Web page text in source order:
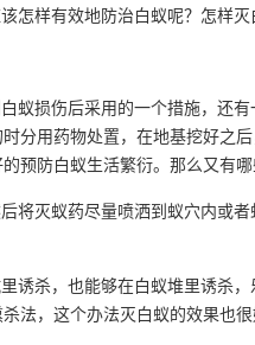
怎样有效地防治白蚁呢？怎样灭
蚁损伤后采用的一个措施，还
分用药物处置，在地基挖好
预防白蚁生活繁衍。那么又有哪
灭蚁药尽量喷洒到蚁穴内或
诱杀，也能够在白蚁堆里诱杀，
法，这个办法灭白蚁的效果也